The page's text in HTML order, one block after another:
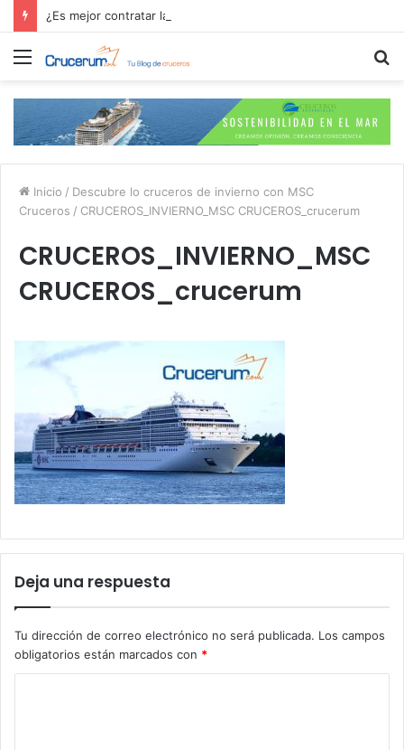
Menú
Inicio / Descubre lo cruceros de invierno con MSC
Cruceros / CRUCEROS_INVIERNO_MSC CRUCEROS_crucerum
CRUCEROS_INVIERNO_MSC
CRUCEROS_crucerum
Deja una respuesta
Tu dirección de correo electrónico no será publicada. Los campos
obligatorios están marcados con *